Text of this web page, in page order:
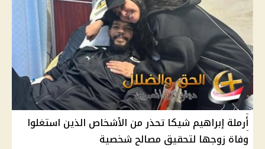
أرملة إبراهيم شيكا تحذر من الأشخاص الذين استغلوا
وفاة زوجها لتحقيق مصالح شخصية